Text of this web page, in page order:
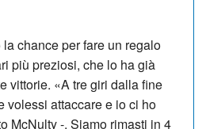
chance per fare un regalo
più preziosi, che lo ha già
vittorie. «A tre giri dalla fine
volessi attaccare e io ci ho
McNulty -. Siamo rimasti in 4